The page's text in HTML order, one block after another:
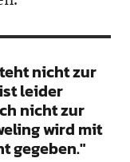
nicht zur
leider
nicht zur
wird mit
gegeben."